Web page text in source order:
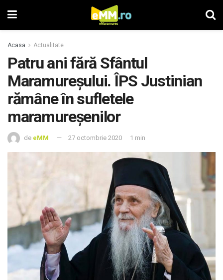
Acasa Actualitate
Patru ani fără Sfântul
Maramureşului. ÎPS Justinian
rămâne în sufletele
maramureşenilor
de eMM 27 octombrie 2020 1 min